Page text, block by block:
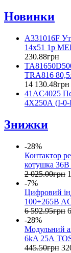
Новинки
A331016F
14х51 1р
230.88грн
TRA816
14 130.48грн
41AC4025
4X250А (I-0-
Знижки
-28%
Контактор
котушка
2 025.00грн
-7%
Цифровий
100÷265B
6 592.95грн
-28%
Модульний
6kA 25А
445.50грн